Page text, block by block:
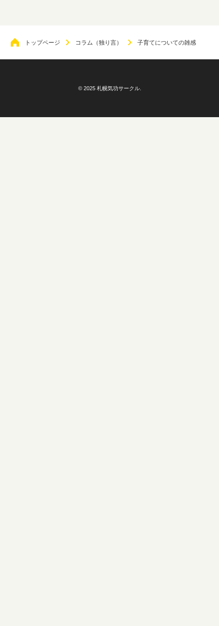
トップページ コラム（独り言） 子育てについての雑感
© 2025 札幌気功サークル.